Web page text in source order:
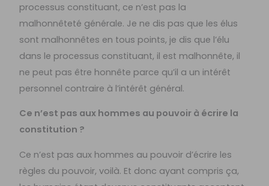
processus constituant, ce n’est pas la
malhonnêteté générale. Je ne dis pas que les élus
sont malhonnêtes en tous points, je dis que l’élu
dans le processus constituant, il est malhonnête, il
ne peut pas être honnête parce qu’il a un intérêt
personnel contraire à l’intérêt général.
Ce n’est pas aux hommes au pouvoir à écrire la
constitution ?
Ce n’est pas aux hommes au pouvoir d’écrire les
règles du pouvoir, voilà. Et donc ayant compris ça,